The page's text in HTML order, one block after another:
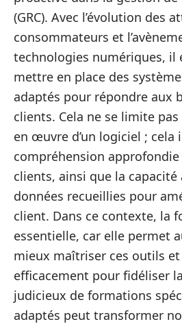
(GRC). Avec l’évolution des
consommateurs et
technologies numériques, il
mettre en place des
adaptés pour répondre aux
clients. Cela ne se limite
en œuvre d’un logiciel ; cela
compréhension
clients, ainsi que la capacité
données recueillies pour
client. Dans ce contexte, la
essentielle, car elle permet
mieux maîtriser ces outils
efficacement pour fidéliser
judicieux de formations
adaptés peut transformer